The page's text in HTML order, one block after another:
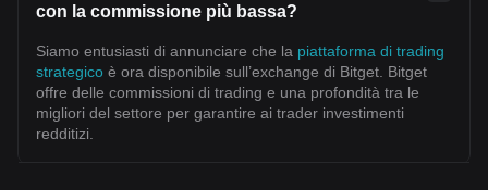
con la commissione più bassa?
Siamo entusiasti di annunciare che la piattaforma di trading
strategico è ora disponibile sull’exchange di Bitget. Bitget
offre delle commissioni di trading e una profondità tra le
migliori del settore per garantire ai trader investimenti
redditizi.